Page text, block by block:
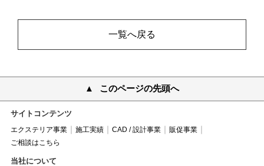
一覧へ戻る
このページの先頭へ
サイトコンテンツ
エクステリア事業 施工実績 CAD / 設計事業
販促事業
ご相談はこちら
当社について